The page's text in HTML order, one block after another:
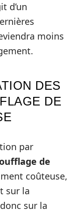
d’un
moins
DES
DE
par
de
coûteuse,
sur la
sur la